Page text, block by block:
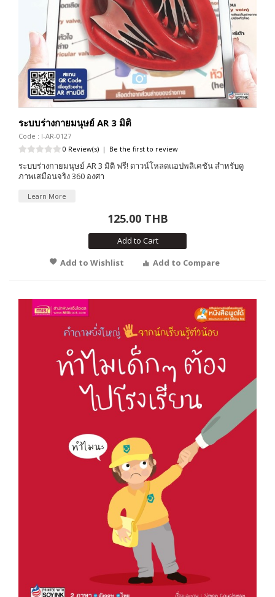
ระบบร่างกายมนุษย์ AR 3 มิติ
Code : I-AR-0127
0 Review(s) | Be the first to review
ระบบร่างกายมนุษย์ AR 3 มิติ ฟรี! ดาวน์โหลดแอปพลิเคชัน สำหรับดู
ภาพเสมือนจริง 360 องศา
Learn More
125.00 THB
Add to Cart
Add to Wishlist
Add to Compare